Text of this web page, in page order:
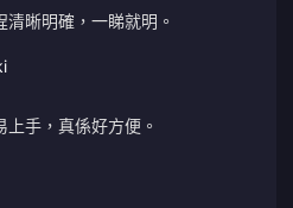
晰明確，一睇就明。
手，真係好方便。